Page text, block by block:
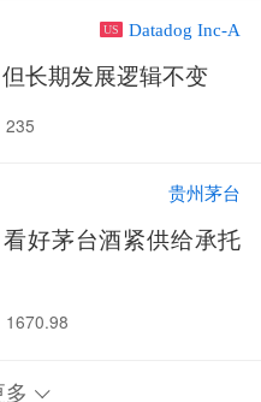
US Datadog Inc-A
长期发展逻辑不变
235
贵州茅台
好茅台酒紧供给承托
1670.98